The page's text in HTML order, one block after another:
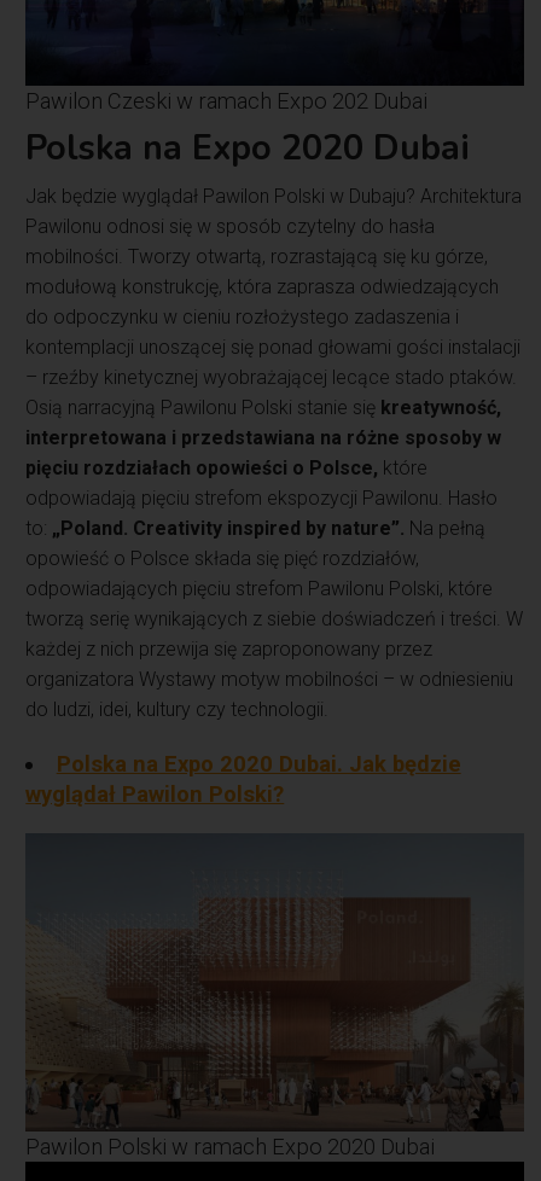
Pawilon Czeski w ramach Expo 202 Dubai
Polska na Expo 2020 Dubai
Jak będzie wyglądał Pawilon Polski w Dubaju? Architektura
Pawilonu odnosi się w sposób czytelny do hasła
mobilności. Tworzy otwartą, rozrastającą się ku górze,
modułową konstrukcję, która zaprasza odwiedzających
do odpoczynku w cieniu rozłożystego zadaszenia i
kontemplacji unoszącej się ponad głowami gości instalacji
– rzeźby kinetycznej wyobrażającej lecące stado ptaków.
Osią narracyjną Pawilonu Polski stanie się kreatywność,
interpretowana i przedstawiana na różne sposoby w
pięciu rozdziałach opowieści o Polsce, które
odpowiadają pięciu strefom ekspozycji Pawilonu. Hasło
to: „Poland. Creativity inspired by nature”. Na pełną
opowieść o Polsce składa się pięć rozdziałów,
odpowiadających pięciu strefom Pawilonu Polski, które
tworzą serię wynikających z siebie doświadczeń i treści. W
każdej z nich przewija się zaproponowany przez
organizatora Wystawy motyw mobilności – w odniesieniu
do ludzi, idei, kultury czy technologii.
Polska na Expo 2020 Dubai. Jak będzie
wyglądał Pawilon Polski?
Pawilon Polski w ramach Expo 2020 Dubai